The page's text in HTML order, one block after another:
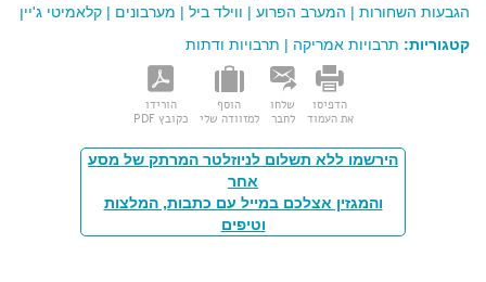
הגבעות השחורות | המערב הפרוע | ווילד ביל | מערבונים | קלאמיטי ג'יין
קטגוריות: תרבויות אמריקה | תרבויות ודתות
הדפיסו
את העמוד
שלחו
לחבר
הוסף
למזוודה שלי
הורידו
כקובץ PDF
הירשמו ללא תשלום לניוזלטר המרתק של מסע
אחר
והמגזין אצלכם במייל עם כתבות, המלצות
וטיפים